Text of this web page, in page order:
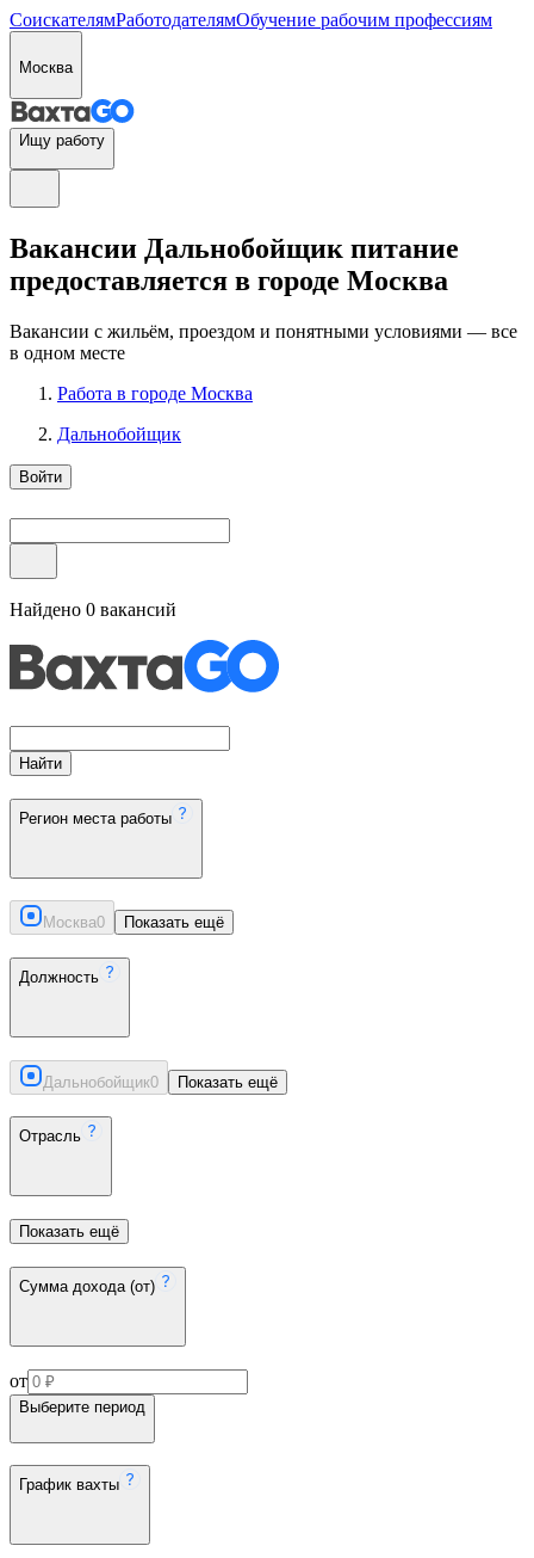
СоискателямРаботодателямОбучение рабочим профессиям
Москва
Ищу работу
Вакансии Дальнобойщик питание
предоставляется в городе Москва
Вакансии с жильём, проездом и понятными условиями — все
в одном месте
Работа в городе Москва
Дальнобойщик
Войти
Найдено 0 вакансий
Найти
Регион места работы
Москва0 Показать ещё
Должность
Дальнобойщик0 Показать ещё
Отрасль
Показать ещё
Сумма дохода (от)
от
Выберите период
График вахты